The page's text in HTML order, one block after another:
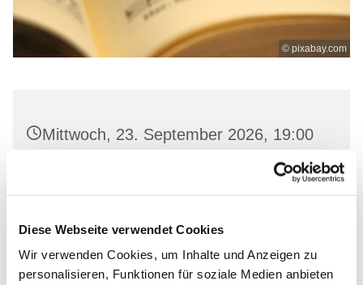
Diese Webseite verwendet Cookies
Wir verwenden Cookies, um Inhalte und Anzeigen zu
personalisieren, Funktionen für soziale Medien anbieten
© pixabay.com
Mittwoch, 23. September 2026, 19:00
54, 16259 Bad Freienwalde